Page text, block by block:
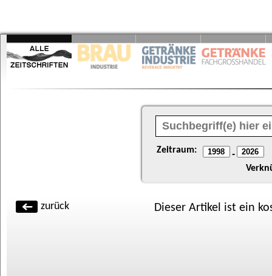
Zeitraum: -
zurück Dieser Artikel ist ein